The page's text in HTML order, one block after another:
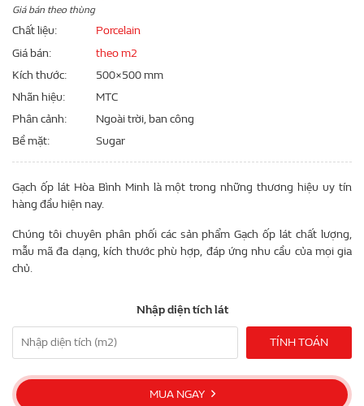
Giá bán theo thùng
Chất liệu
Porcelain
Giá bán
theo m2
Kích thước
500×500 mm
Nhãn hiệu
MTC
Phân cảnh
Ngoài trời, ban công
Bề mặt
Sugar
Gạch ốp lát Hòa Bình Minh là một trong những thương hiệu uy tín
hàng đầu hiện nay.
Chúng tôi chuyên phân phối các sản phẩm Gạch ốp lát chất lượng,
mẫu mã đa dạng, kích thước phù hợp, đáp ứng nhu cầu của mọi gia
chủ.
Nhập diện tích lát
TÍNH TOÁN
MUA NGAY